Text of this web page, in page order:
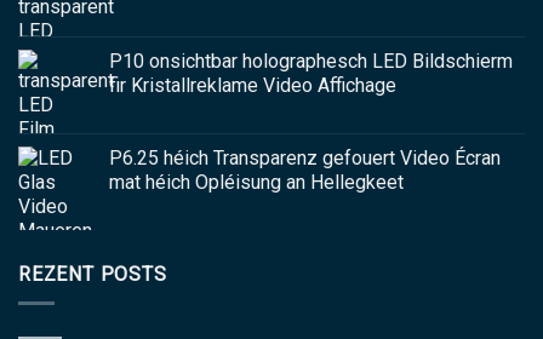
P10 onsichtbar holographesch LED Bildschierm
fir Kristallreklame Video Affichage
P6.25 héich Transparenz gefouert Video Écran
mat héich Opléisung an Hellegkeet
REZENT POSTS